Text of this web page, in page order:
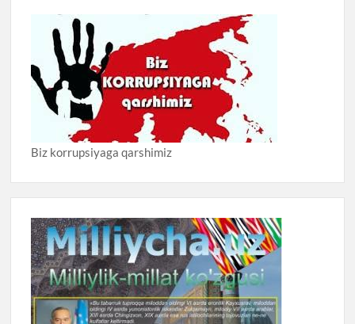
Biz korrupsiyaga qarshimiz